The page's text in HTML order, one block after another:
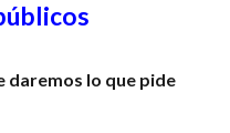
daremos lo que pide